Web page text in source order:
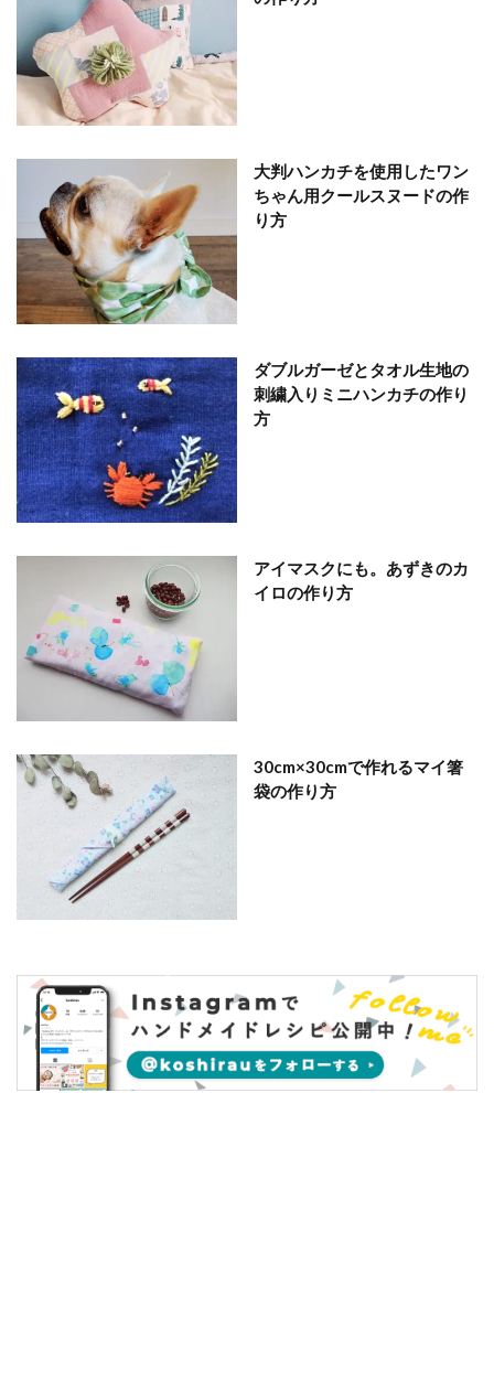
大判ハンカチを使用したワン
ちゃん用クールスヌードの作
り方
ダブルガーゼとタオル生地の
刺繍入りミニハンカチの作り
方
アイマスクにも。あずきのカ
イロの作り方
30cm×30cmで作れるマイ箸
袋の作り方